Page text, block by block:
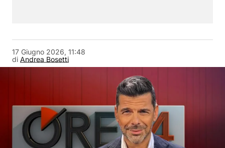
di Andrea Bosetti
17 Giugno 2026, 11:48